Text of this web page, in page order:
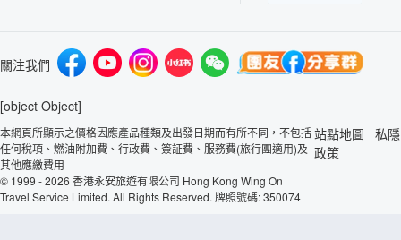
關注我們
[object Object]
本網頁所顯示之價格因應產品種類及出發日期而有所不同，不包括
任何稅項、燃油附加費、行政費、簽証費、服務費(旅行團適用)及
其他應繳費用
© 1999 - 2026 香港永安旅遊有限公司 Hong Kong Wing On
Travel Service Limited. All Rights Reserved. 牌照號碼: 350074
站點地圖 | 私隱
政策